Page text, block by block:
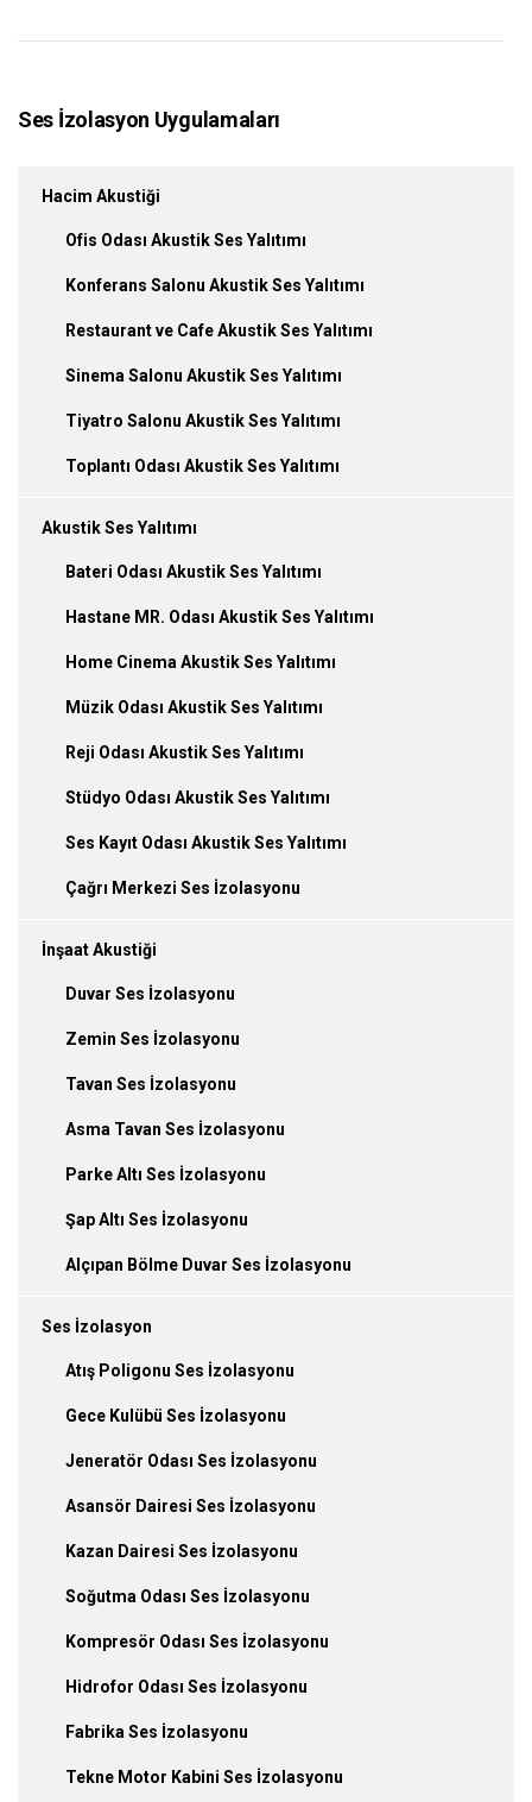
Ses İzolasyon Uygulamaları
Hacim Akustiği
Ofis Odası Akustik Ses Yalıtımı
Konferans Salonu Akustik Ses Yalıtımı
Restaurant ve Cafe Akustik Ses Yalıtımı
Sinema Salonu Akustik Ses Yalıtımı
Tiyatro Salonu Akustik Ses Yalıtımı
Toplantı Odası Akustik Ses Yalıtımı
Akustik Ses Yalıtımı
Bateri Odası Akustik Ses Yalıtımı
Hastane MR. Odası Akustik Ses Yalıtımı
Home Cinema Akustik Ses Yalıtımı
Müzik Odası Akustik Ses Yalıtımı
Reji Odası Akustik Ses Yalıtımı
Stüdyo Odası Akustik Ses Yalıtımı
Ses Kayıt Odası Akustik Ses Yalıtımı
Çağrı Merkezi Ses İzolasyonu
İnşaat Akustiği
Duvar Ses İzolasyonu
Zemin Ses İzolasyonu
Tavan Ses İzolasyonu
Asma Tavan Ses İzolasyonu
Parke Altı Ses İzolasyonu
Şap Altı Ses İzolasyonu
Alçıpan Bölme Duvar Ses İzolasyonu
Ses İzolasyon
Atış Poligonu Ses İzolasyonu
Gece Kulübü Ses İzolasyonu
Jeneratör Odası Ses İzolasyonu
Asansör Dairesi Ses İzolasyonu
Kazan Dairesi Ses İzolasyonu
Soğutma Odası Ses İzolasyonu
Kompresör Odası Ses İzolasyonu
Hidrofor Odası Ses İzolasyonu
Fabrika Ses İzolasyonu
Tekne Motor Kabini Ses İzolasyonu